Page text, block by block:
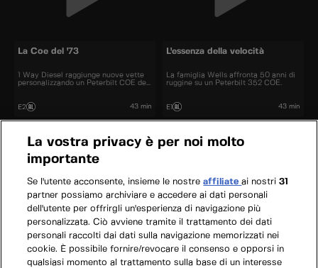
La Coe del '73
1 Way Diesel raggiunge nuove vette
personalizzando un Peterbilt COE del
E2 43 min
L'essenza della velocità
La famiglia Wells affronta 50 anni di
ruggine su un Peterbilt 352 COE.
E1 43 min
La vostra privacy è per noi molto
importante
Se l'utente acconsente, insieme le nostreaffiliateai nostri31
partner possiamo archiviare e accedere ai dati personali
dell'utente per offrirgli un'esperienza di navigazione più
personalizzata. Ciò avviene tramite il trattamento dei dati
personali raccolti dai dati sulla navigazione memorizzati nei
cookie. È possibile fornire/revocare il consenso e opporsi in
qualsiasi momento al trattamento sulla base di un interesse